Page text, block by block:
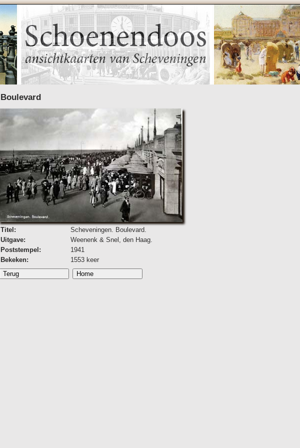
Boulevard
Titel:
Scheveningen. Boulevard.
Uitgave:
Weenenk & Snel, den Haag.
Poststempel:
1941
Bekeken:
1553 keer